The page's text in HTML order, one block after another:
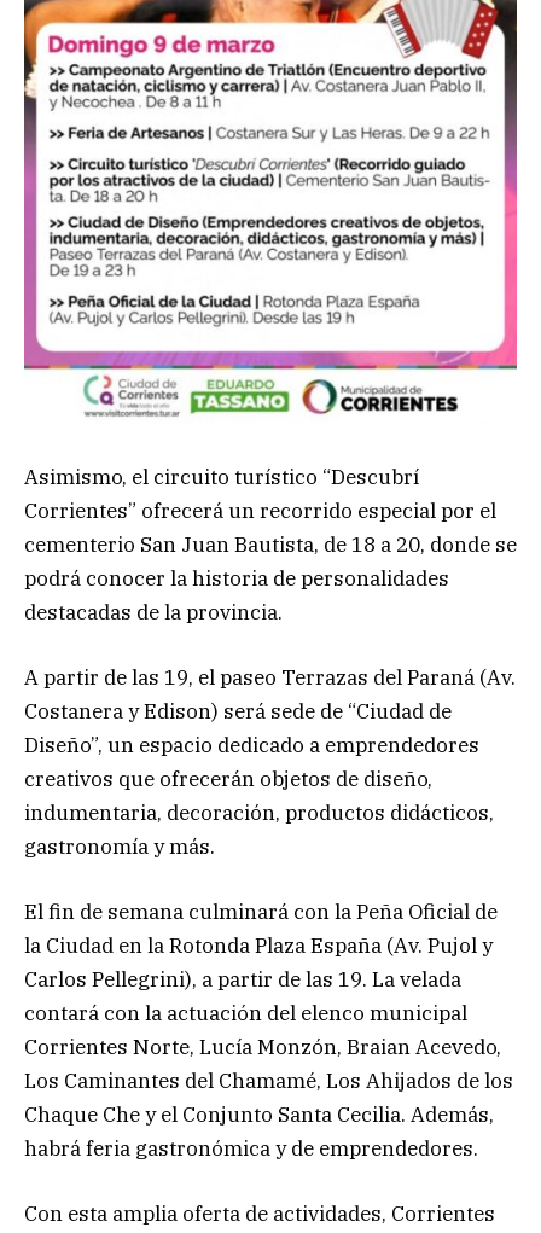
Asimismo, el circuito turístico “Descubrí
Corrientes” ofrecerá un recorrido especial por el
cementerio San Juan Bautista, de 18 a 20, donde se
podrá conocer la historia de personalidades
destacadas de la provincia.
A partir de las 19, el paseo Terrazas del Paraná (Av.
Costanera y Edison) será sede de “Ciudad de
Diseño”, un espacio dedicado a emprendedores
creativos que ofrecerán objetos de diseño,
indumentaria, decoración, productos didácticos,
gastronomía y más.
El fin de semana culminará con la Peña Oficial de
la Ciudad en la Rotonda Plaza España (Av. Pujol y
Carlos Pellegrini), a partir de las 19. La velada
contará con la actuación del elenco municipal
Corrientes Norte, Lucía Monzón, Braian Acevedo,
Los Caminantes del Chamamé, Los Ahijados de los
Chaque Che y el Conjunto Santa Cecilia. Además,
habrá feria gastronómica y de emprendedores.
Con esta amplia oferta de actividades, Corrientes